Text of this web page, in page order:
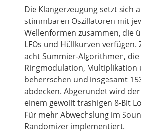
Die Klangerzeugung setzt sich
stimmbaren Oszillatoren mit
Wellenformen zusammen, die
LFOs und Hüllkurven verfügen.
acht Summier-Algorithmen, die
Ringmodulation, Multiplikation
beherrschen und insgesamt
abdecken. Abgerundet wird
einem gewollt trashigen 8-Bit
Für mehr Abwechslung im
Randomizer implementiert.